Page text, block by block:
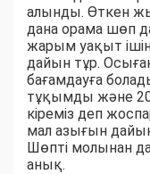
алынды. Өткен
дана орама шөп
жарым уақыт
дайын тұр.
бағамдауға
тұқымды және
кіреміз деп
мал азығын
Шөпті молынан
анық.